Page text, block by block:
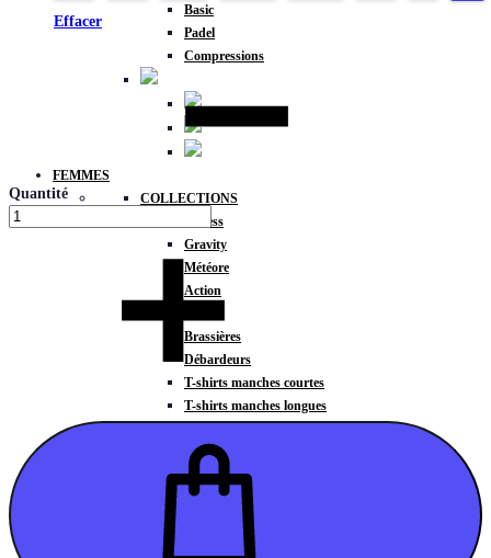
Basic
Padel
Compressions
FEMMES
COLLECTIONS
Fitness
Gravity
Météore
Action
Brassières
Débardeurs
T-shirts manches courtes
T-shirts manches longues
Sweats à capuche
Sweats à capuche zippé
Vestes
BAS
Effacer
Quantité